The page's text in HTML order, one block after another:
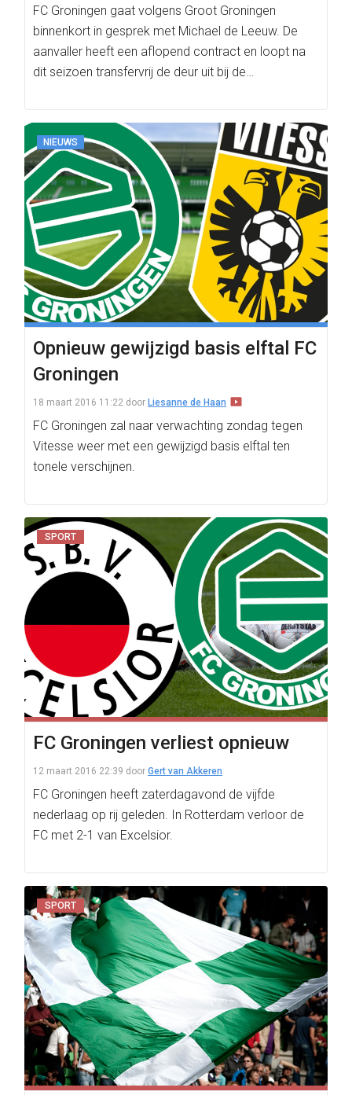
FC Groningen gaat volgens Groot Groningen
binnenkort in gesprek met Michael de Leeuw. De
aanvaller heeft een aflopend contract en loopt na
dit seizoen transfervrij de deur uit bij de…
NIEUWS
Opnieuw gewijzigd basis elftal FC
Groningen
18 maart 2016 11:22 door Liesanne de Haan
FC Groningen zal naar verwachting zondag tegen
Vitesse weer met een gewijzigd basis elftal ten
tonele verschijnen.
SPORT
FC Groningen verliest opnieuw
12 maart 2016 22:39 door Gert van Akkeren
FC Groningen heeft zaterdagavond de vijfde
nederlaag op rij geleden. In Rotterdam verloor de
FC met 2-1 van Excelsior.
SPORT